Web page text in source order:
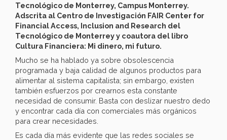
Tecnológico de Monterrey, Campus Monterrey.
Adscrita al Centro de Investigación FAIR Center for
Financial Access, Inclusion and Research del
Tecnológico de Monterrey y coautora del libro
Cultura Financiera: Mi dinero, mi futuro.
Mucho se ha hablado ya sobre obsolescencia
programada y baja calidad de algunos productos para
alimentar al sistema capitalista; sin embargo, existen
también esfuerzos por crearnos esta constante
necesidad de consumir. Basta con deslizar nuestro dedo
y encontrar cada día con comerciales más orgánicos
para crear necesidades.
Es cada día más evidente que las redes sociales se